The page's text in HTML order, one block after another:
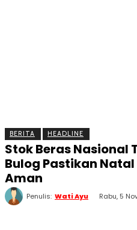
BERITA HEADLINE
Stok Beras Nasional
Bulog Pastikan
Aman
Penulis: Wati Ayu Rabu, 5